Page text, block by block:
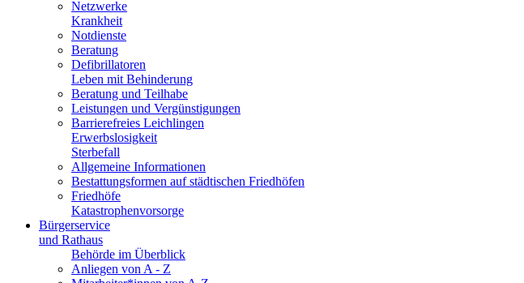
Netzwerke
Krankheit
Notdienste
Beratung
Defibrillatoren
Leben mit Behinderung
Beratung und Teilhabe
Leistungen und Vergünstigungen
Barrierefreies Leichlingen
Erwerbslosigkeit
Sterbefall
Allgemeine Informationen
Bestattungsformen auf städtischen Friedhöfen
Friedhöfe
Katastrophenvorsorge
Bürgerservice
und Rathaus
Behörde im Überblick
Anliegen von A - Z